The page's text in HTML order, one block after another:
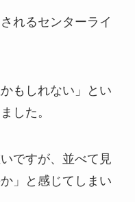
れるセンターライ
もしれない」とい
した。
ですが、並べて見
」と感じてしまい